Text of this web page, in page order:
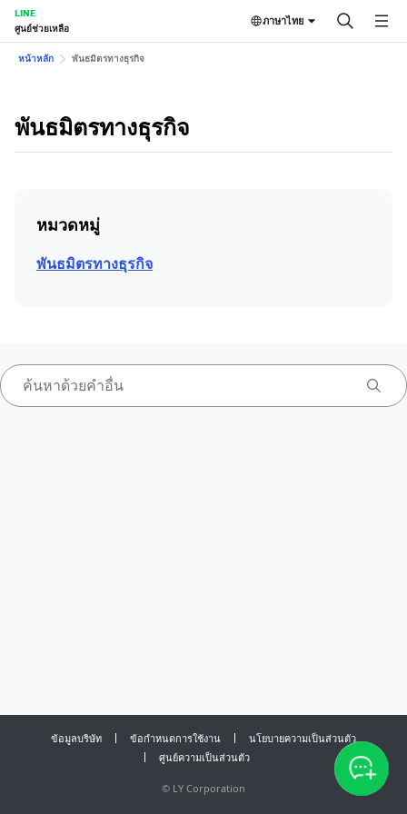
LINE
ศูนย์ช่วยเหลือ
ภาษาไทย
หน้าหลัก พันธมิตรทางธุรกิจ
พันธมิตรทางธุรกิจ
หมวดหมู่
พันธมิตรทางธุรกิจ
ข้อมูลบริษัท ข้อกำหนดการใช้งาน
นโยบายความเป็นส่วนตัว
ศูนย์ความเป็นส่วนตัว
© LY Corporation